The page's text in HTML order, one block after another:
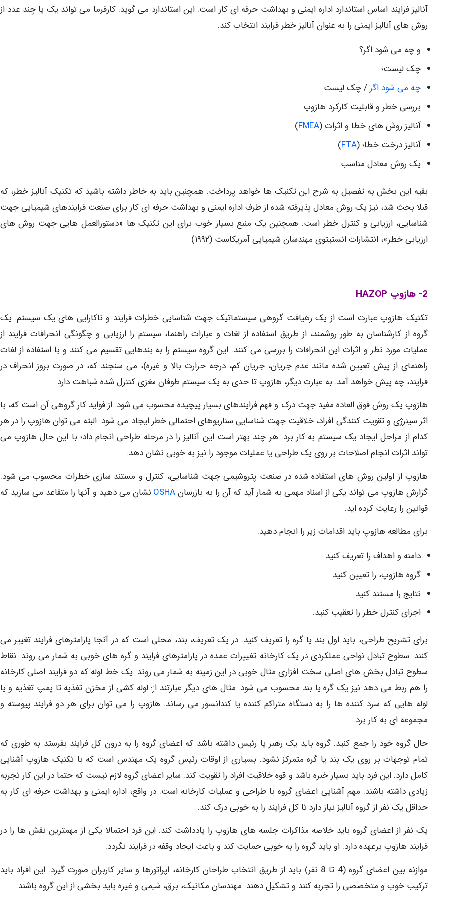
آنالیز فرایند اساس استاندارد اداره ایمنی و بهداشت حرفه ای کار است. این استاندارد می گوید: کارفرما می تواند یک یا چند عدد از
روش های آنالیز ایمنی را به عنوان آنالیز خطر فرایند انتخاب کند.
و چه می شود اگر؟
چک لیست؛
چه می شود اگر/ چک لیست
بررسی خطر و قابلیت کارکرد هازوپ
آنالیز روش های خطا و اثرات (FMEA
)
آنالیز درخت خطا؛ (FTA
)
یک روش معادل مناسب
بقیه این بخش به تفصیل به شرح این تکنیک ها خواهد پرداخت. همچنین باید به خاطر داشته باشید که تکنیک آنالیز خطر، که
قبلا بحث شد، نیز یک روش معادل پذیرفته شده از طرف اداره ایمنی و بهداشت حرفه ای کار برای صنعت فرایندهای شیمیایی جهت
شناسایی، ارزیابی و کنترل خطر است. همچنین یک منبع بسیار خوب برای این تکنیک ها «دستورالعمل هایی جهت روش های
ارزیابی خطر»، انتشارات انستیتوی مهندسان شیمیایی آمریکاست (۱۹۹۲)
2- هازوپ HAZOP
تکنیک هازوپ عبارت است از یک رهیافت گروهی سیستماتیک جهت شناسایی خطرات فرایند و ناکارایی های یک سیستم. یک
گروه از کارشناسان به طور روشمند، از طریق استفاده از لغات و عبارات راهنما، سیستم را ارزیابی و چگونگی انحرافات فرایند از
عملیات مورد نظر و اثرات این انحرافات را بررسی می کنند. این گروه سیستم را به بندهایی تقسیم می کنند و با استفاده از لغات
راهنمای از پیش تعیین شده مانند عدم جریان، جریان کم، درجه حرارت بالا و غیره)، می سنجند که، در صورت بروز انحراف در
فرایند، چه پیش خواهد آمد. به عبارت دیگر، هازوپ تا حدی به یک سیستم طوفان مغزی کنترل شده شباهت دارد.
هازوپ یک روش فوق العاده مفید جهت درک و فهم فرایندهای بسیار پیچیده محسوب می شود. از فواید کار گروهی آن است که، با
اثر سینرژی و تقویت کنندگی افراد، خلاقیت جهت شناسایی سناریوهای احتمالی خطر ایجاد می شود. البته می توان هازوپ را در هر
کدام از مراحل ایجاد یک سیستم به کار برد. هر چند بهتر است این آنالیز را در مرحله طراحی انجام داد؛ با این حال هازوپ می
تواند اثرات انجام اصلاحات بر روی یک طراحی یا عملیات موجود را نیز به خوبی نشان دهد.
هازوپ از اولین روش های استفاده شده در صنعت پتروشیمی جهت شناسایی، کنترل و مستند سازی خطرات محسوب می شود.
گزارش هازوپ می تواند یکی از اسناد مهمی به شمار آید که آن را به بازرسانOSHA نشان می دهید و آنها را متقاعد می سازید که
قوانین را رعایت کرده اید.
برای مطالعه هازوپ باید اقدامات زیر را انجام دهید:
دامنه و اهداف را تعریف کنید
گروه هازوپ، را تعیین کنید
نتایج را مستند کنید
اجرای کنترل خطر را تعقیب کنید.
برای تشریح طراحی، باید اول بند یا گره را تعریف کنید. در یک تعریف، بند، محلی است که در آنجا پارامترهای فرایند تغییر می
کنند. سطوح تبادل نواحی عملکردی در یک کارخانه تغییرات عمده در پارامترهای فرایند و گره های خوبی به شمار می روند. نقاط
سطوح تبادل بخش های اصلی سخت افزاری مثال خوبی در این زمینه به شمار می روند. یک خط لوله که دو فرایند اصلی کارخانه
را هم ربط می دهد نیز یک گره یا بند محسوب می شود. مثال های دیگر عبارتند از: لوله کشی از مخزن تغذیه تا پمپ تغذیه و یا
لوله هایی که سرد کننده ها را به دستگاه متراکم کننده یا کندانسور می رساند. هازوپ را می توان برای هر دو فرایند پیوسته و
مجموعه ای به کار برد.
حال گروه خود را جمع کنید. گروه باید یک رهبر یا رئیس داشته باشد که اعضای گروه را به درون کل فرایند بفرستد به طوری که
تمام توجهات بر روی یک بند یا گره متمرکز نشود. بسیاری از اوقات رئیس گروه یک مهندس است که با تکنیک هازوپ آشنایی
کامل دارد. این فرد باید بسیار خبره باشد و قوه خلاقیت افراد را تقویت کند. سایر اعضای گروه لازم نیست که حتما در این کار تجربه
زیادی داشته باشند. مهم آشنایی اعضای گروه با طراحی و عملیات کارخانه است. در واقع، اداره ایمنی و بهداشت حرفه ای کار به
حداقل یک نفر از گروه آنالیز نیاز دارد تا کل فرایند را به خوبی درک کند.
یک نفر از اعضای گروه باید خلاصه مذاکرات جلسه های هازوپ را یادداشت کند. این فرد احتمالا یکی از مهمترین نقش ها را در
فرایند هازوپ برعهده دارد. او باید گروه را به خوبی حمایت کند و باعث ایجاد وقفه در فرایند نگردد.
موازنه بین اعضای گروه (4 تا 8 نفر) باید از طریق انتخاب طراحان کارخانه، اپراتورها و سایر کاربران صورت گیرد. این افراد باید
ترکیب خوب و متخصصی را تجربه کنند و تشکیل دهند. مهندسان مکانیک، برق، شیمی و غیره باید بخشی از این گروه باشند.